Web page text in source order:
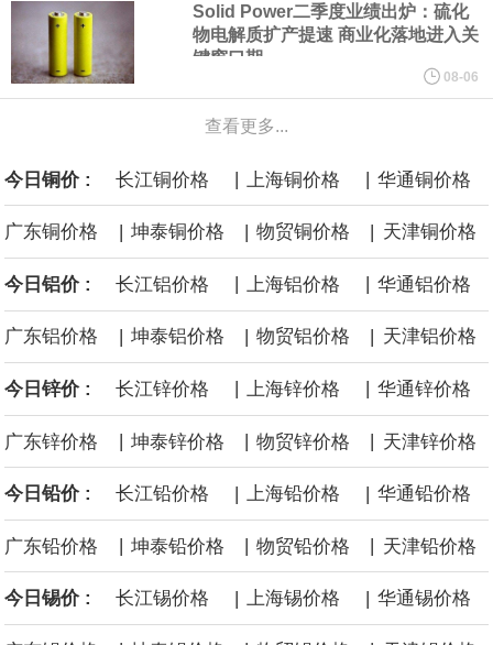
瑞士7月季调后失业率 3.1%，预期 3.1%，前值 3.1%。瑞士7月未
季调失业率 3%，预期 3%，前值 2.9%。
商品期货收盘，黄金连续涨3.44%，焦炭连续涨2.72%，铁矿石连续
涨2.64%，镍连续跌2.62%，白银连续涨2.61%。
沙特下调了对亚洲的主要原油价格，与此同时，各方正就一项旨在
缓解霍尔木兹海峡航运压力的协议进行谈判。尽管胡塞武装的威胁
危及了经由红海向东运输原油的替代路线，但沙特方面仍下调了价
格。
Solid Power二季度业绩出炉：硫化
物电解质扩产提速 商业化落地进入关
键窗口期
08-06
查看更多...
今日铜价 : 长江铜价格 | 上海铜价格 | 华通铜价格
广东铜价格 | 坤泰铜价格 | 物贸铜价格 | 天津铜价格
今日铝价 : 长江铝价格 上海铝价格 华通铝价格
广东铝价格 | 坤泰铝价格 | 物贸铝价格 | 天津铝价格
今日锌价 : 长江锌价格 上海锌价格 华通锌价格
广东锌价格 | 坤泰锌价格 | 物贸锌价格 | 天津锌价格
今日铅价 : 长江铅价格 | 上海铅价格 | 华通铅价格
广东铅价格 坤泰铅价格 物贸铅价格 天津铅价格
今日锡价 : 长江锡价格 | 上海锡价格 | 华通锡价格